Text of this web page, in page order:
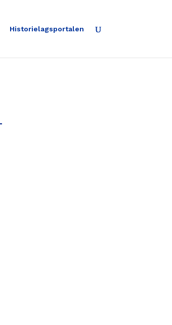
Historielagsportalen